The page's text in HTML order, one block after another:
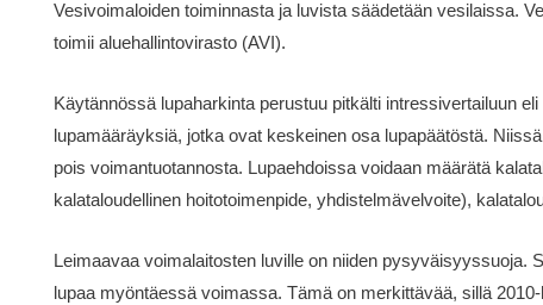
Vesivoimaloiden toiminnasta ja luvista säädetään vesilaissa.
toimii aluehallintovirasto (AVI).
Käytännössä lupaharkinta perustuu pitkälti intressivertailuun
lupamääräyksiä, jotka ovat keskeinen osa lupapäätöstä.
pois voimantuotannosta. Lupaehdoissa voidaan määrätä
kalataloudellinen hoitotoimenpide, yhdistelmävelvoite),
Leimaavaa voimalaitosten luville on niiden pysyväisyyssuoja.
lupaa myöntäessä voimassa. Tämä on merkittävää, sillä